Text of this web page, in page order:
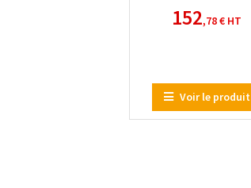
152,78 € HT
Voir le produit